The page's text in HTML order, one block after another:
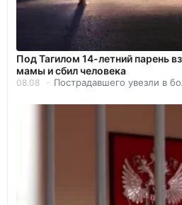
Под Тагилом 14-летний парень
мамы и сбил человека
08.08 Пострадавшего увезли в